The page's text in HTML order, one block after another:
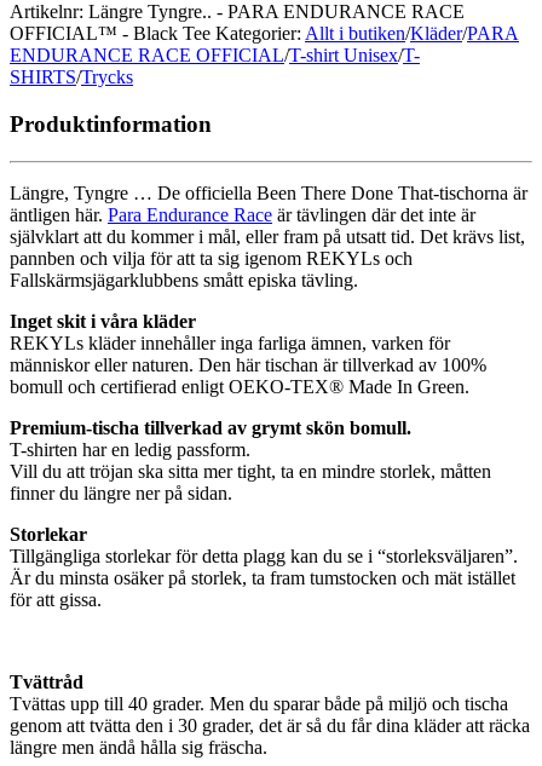
Artikelnr: Längre Tyngre.. - PARA ENDURANCE RACE
OFFICIAL™ - Black Tee Kategorier: Allt i butiken/Kläder/PARA
ENDURANCE RACE OFFICIAL/T-shirt Unisex/T-
SHIRTS/Trycks
Produktinformation
Längre, Tyngre … De officiella Been There Done That-tischorna är
äntligen här. Para Endurance Race är tävlingen där det inte är
självklart att du kommer i mål, eller fram på utsatt tid. Det krävs list,
pannben och vilja för att ta sig igenom REKYLs och
Fallskärmsjägarklubbens smått episka tävling.
Inget skit i våra kläder
REKYLs kläder innehåller inga farliga ämnen, varken för
människor eller naturen. Den här tischan är tillverkad av 100%
bomull och certifierad enligt OEKO-TEX® Made In Green.
Premium-tischa tillverkad av grymt skön bomull.
T-shirten har en ledig passform.
Vill du att tröjan ska sitta mer tight, ta en mindre storlek, måtten
finner du längre ner på sidan.
Storlekar
Tillgängliga storlekar för detta plagg kan du se i “storleksväljaren”.
Är du minsta osäker på storlek, ta fram tumstocken och mät istället
för att gissa.
Tvättråd
Tvättas upp till 40 grader. Men du sparar både på miljö och tischa
genom att tvätta den i 30 grader, det är så du får dina kläder att räcka
längre men ändå hålla sig fräscha.